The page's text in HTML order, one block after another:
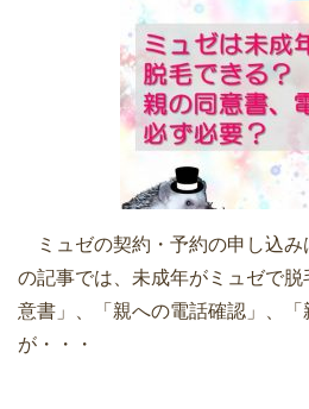
ミュゼの契約・予約の申し込
の記事では、未成年がミュゼで脱
意書」、「親への電話確認」、「
が・・・